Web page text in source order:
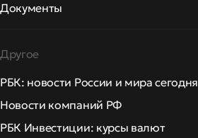
Документы
Другое
РБК: новости России и мира сегодня
Новости компаний РФ
РБК Инвестиции: курсы валют